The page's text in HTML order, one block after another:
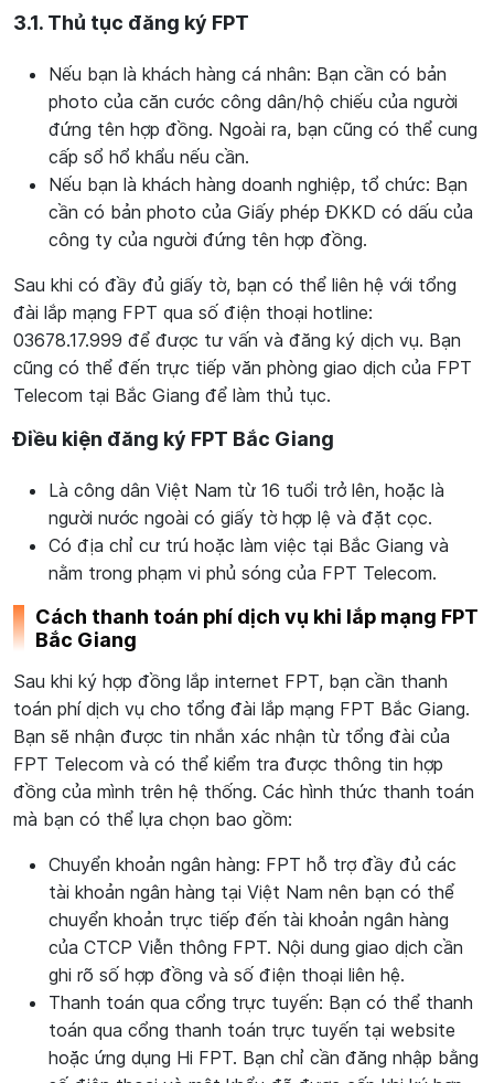
3.1. Thủ tục đăng ký FPT
Nếu bạn là khách hàng cá nhân: Bạn cần có bản
photo của căn cước công dân/hộ chiếu của người
đứng tên hợp đồng. Ngoài ra, bạn cũng có thể cung
cấp sổ hổ khẩu nếu cần.
Nếu bạn là khách hàng doanh nghiệp, tổ chức: Bạn
cần có bản photo của Giấy phép ĐKKD có dấu của
công ty của người đứng tên hợp đồng.
Sau khi có đầy đủ giấy tờ, bạn có thể liên hệ với tổng
đài lắp mạng FPT qua số điện thoại hotline:
03678.17.999 để được tư vấn và đăng ký dịch vụ. Bạn
cũng có thể đến trực tiếp văn phòng giao dịch của FPT
Telecom tại Bắc Giang để làm thủ tục.
Điều kiện đăng ký FPT Bắc Giang
Là công dân Việt Nam từ 16 tuổi trở lên, hoặc là
người nước ngoài có giấy tờ hợp lệ và đặt cọc.
Có địa chỉ cư trú hoặc làm việc tại Bắc Giang và
nằm trong phạm vi phủ sóng của FPT Telecom.
Cách thanh toán phí dịch vụ khi lắp mạng FPT
Bắc Giang
Sau khi ký hợp đồng lắp internet FPT, bạn cần thanh
toán phí dịch vụ cho tổng đài lắp mạng FPT Bắc Giang.
Bạn sẽ nhận được tin nhắn xác nhận từ tổng đài của
FPT Telecom và có thể kiểm tra được thông tin hợp
đồng của mình trên hệ thống. Các hình thức thanh toán
mà bạn có thể lựa chọn bao gồm:
Chuyển khoản ngân hàng: FPT hỗ trợ đầy đủ các
tài khoản ngân hàng tại Việt Nam nên bạn có thể
chuyển khoản trực tiếp đến tài khoản ngân hàng
của CTCP Viễn thông FPT. Nội dung giao dịch cần
ghi rõ số hợp đồng và số điện thoại liên hệ.
Thanh toán qua cổng trực tuyến: Bạn có thể thanh
toán qua cổng thanh toán trực tuyến tại website
hoặc ứng dụng Hi FPT. Bạn chỉ cần đăng nhập bằng